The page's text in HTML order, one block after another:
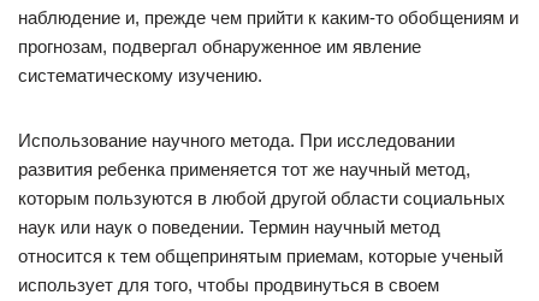
наблюдение и, прежде чем прийти к каким-то обобщениям и
прогнозам, подвергал обнаруженное им явление
систематическому изучению.
Использование научного метода. При исследовании
развития ребенка применяется тот же научный метод,
которым пользуются в любой другой области социальных
наук или наук о поведении. Термин научный метод
относится к тем общепринятым приемам, которые ученый
использует для того, чтобы продвинуться в своем